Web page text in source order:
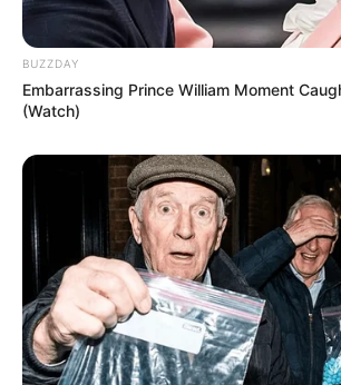
BUZZDAY
Embarrassing Prince William Moment
(Watch)